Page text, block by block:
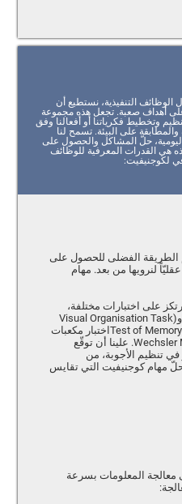
التنفيذية، نستطيع أن
أهداف صعبة. تجعل هذه مجموعة
وتخطيط فكرياتنا أو أفعالنا وفق
على البيئة. تسمح لنا
اليومية، حلّ المشاكل والحصول على
هي القدرات المعرفية للوظائف
لكوجنيفيت:
الطريقة الفضلى للحصول على
لنرويها من بعد. مهام
على اختبارات مختلفة،
مثل Tower of London (TOL)، و(Visual Organisation Task
(VOT، وTest of Memory Malingering (TOMM)اختبار مكعبات
Corsi ل(Wechsler Memory Scale (WMS. علينا أن توقّع
تنظيم الأجوبة، من
مهام كوجنيفيت التي تقايس
المعلومات بسرعة